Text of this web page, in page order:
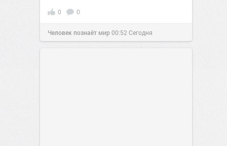
0 0
Человек познаёт мир00:52 Сегодня